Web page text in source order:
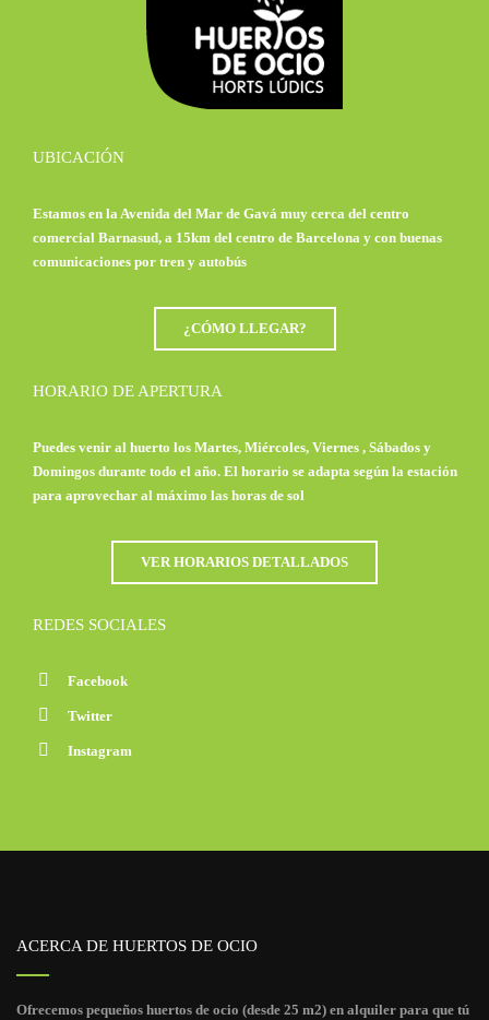
UBICACIÓN
Estamos en la Avenida del Mar de Gavá muy cerca del centro
comercial Barnasud, a 15km del centro de Barcelona y con buenas
comunicaciones por tren y autobús
¿CÓMO LLEGAR?
HORARIO DE APERTURA
Puedes venir al huerto los Martes, Miércoles, Viernes , Sábados y
Domingos durante todo el año. El horario se adapta según la estación
para aprovechar al máximo las horas de sol
VER HORARIOS DETALLADOS
REDES SOCIALES
Facebook
Twitter
Instagram
ACERCA DE HUERTOS DE OCIO
Ofrecemos pequeños huertos de ocio (desde 25 m2) en alquiler para que tú